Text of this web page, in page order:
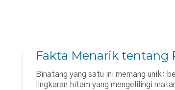
Fakta Menarik tentang
Binatang yang satu ini memang unik:
lingkaran hitam yang mengelilingi